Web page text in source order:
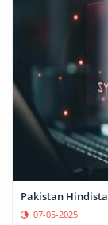
Pakistan
07-05-2025